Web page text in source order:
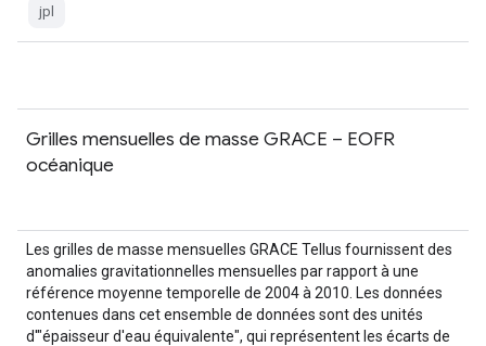
jpl
Grilles mensuelles de masse GRACE – EOFR
océanique
Les grilles de masse mensuelles GRACE Tellus fournissent des
anomalies gravitationnelles mensuelles par rapport à une
référence moyenne temporelle de 2004 à 2010. Les données
contenues dans cet ensemble de données sont des unités
d'"épaisseur d'eau équivalente", qui représentent les écarts de